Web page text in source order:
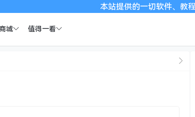
本站提供的一切软件、教程和内
城 值得一看